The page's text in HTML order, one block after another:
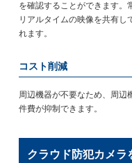
を確認することができます。
リアルタイムの映像を共有し
れます。
コスト削減
周辺機器が不要なため、周辺
件費が抑制できます。
クラウド防犯カメ